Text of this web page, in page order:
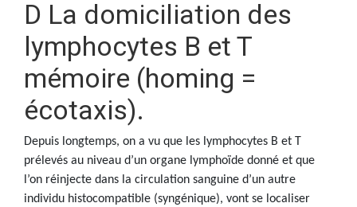
D La domiciliation des
lymphocytes B et T
mémoire (homing =
écotaxis).
Depuis longtemps, on a vu que les lymphocytes B et T
prélevés au niveau d’un organe lymphoïde donné et que
l’on réinjecte dans la circulation sanguine d’un autre
individu histocompatible (syngénique), vont se localiser